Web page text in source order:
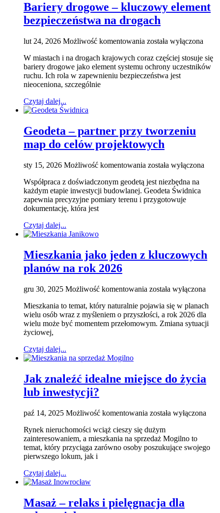
Bariery drogowe – kluczowy element
bezpieczeństwa na drogach
lut 24, 2026 Możliwość komentowania Bariery
–
kluczowy
element
została wyłączona
W miastach i na drogach krajowych coraz częściej stosuje się
bariery drogowe jako element systemu ochrony uczestników
ruchu. Ich rola w zapewnieniu bezpieczeństwa jest
nieoceniona, szczególnie
Czytaj dalej...
Geodeta – partner przy tworzeniu
map do celów projektowych
sty 15, 2026 Możliwość komentowania Geodeta
partner
przy
tworzeniu
została wyłączona
Współpraca z doświadczonym geodetą jest niezbędna na
każdym etapie inwestycji budowlanej. Geodeta Świdnica
zapewnia precyzyjne pomiary terenu i przygotowuje
dokumentację, która jest
Czytaj dalej...
Mieszkania jako jeden z kluczowych
planów na rok 2026
gru 30, 2025 Możliwość komentowania Mieszkania
jeden
z
kluczowych
została wyłączona
Mieszkania to temat, który naturalnie pojawia się w planach
wielu osób wraz z myśleniem o przyszłości, a rok 2026 dla
wielu może być momentem przełomowym. Zmiana sytuacji
życiowej,
Czytaj dalej...
Jak znaleźć idealne miejsce do życia
lub inwestycji?
paź 14, 2025 Możliwość komentowania Jak
idealne
miejsce
do
została wyłączona
Rynek nieruchomości wciąż cieszy się dużym
zainteresowaniem, a mieszkania na sprzedaż Mogilno to
temat, który przyciąga zarówno osoby poszukujące swojego
pierwszego lokum, jak i
Czytaj dalej...
Masaż – relaks i pielęgnacja dla